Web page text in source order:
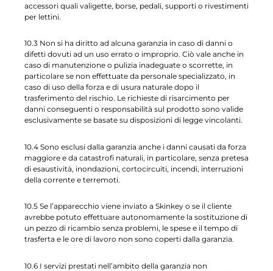
accessori quali valigette, borse, pedali, supporti o rivestimenti
per lettini.
10.3 Non si ha diritto ad alcuna garanzia in caso di danni o
difetti dovuti ad un uso errato o improprio. Ciò vale anche in
caso di manutenzione o pulizia inadeguate o scorrette, in
particolare se non effettuate da personale specializzato, in
caso di uso della forza e di usura naturale dopo il
trasferimento del rischio. Le richieste di risarcimento per
danni conseguenti o responsabilità sul prodotto sono valide
esclusivamente se basate su disposizioni di legge vincolanti.
10.4 Sono esclusi dalla garanzia anche i danni causati da forza
maggiore e da catastrofi naturali, in particolare, senza pretesa
di esaustività, inondazioni, cortocircuiti, incendi, interruzioni
della corrente e terremoti.
10.5 Se l’apparecchio viene inviato a Skinkey o se il cliente
avrebbe potuto effettuare autonomamente la sostituzione di
un pezzo di ricambio senza problemi, le spese e il tempo di
trasferta e le ore di lavoro non sono coperti dalla garanzia.
10.6 I servizi prestati nell’ambito della garanzia non